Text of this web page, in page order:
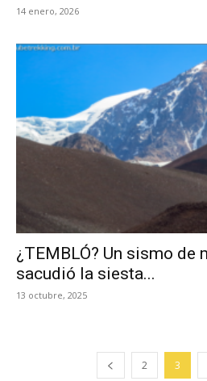
14 enero, 2026
¿TEMBLÓ? Un sismo de
sacudió la siesta...
13 octubre, 2025
2 3